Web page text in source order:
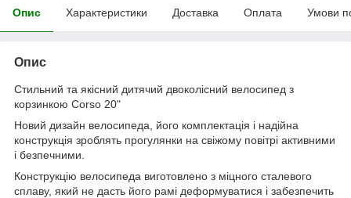
Опис Характеристики Доставка Оплата Умови
Опис
Cтильний та якісний дитячий двоколісний велосипед з
корзинкою Corso 20"
Новий дизайн велосипеда, його комплектація і надійна
конструкція зроблять прогулянки на свіжому повітрі активними
і безпечними.
Конструкцію велосипеда виготовлено з міцного сталевого
сплаву, який не дасть його рамі деформуватися і забезпечить